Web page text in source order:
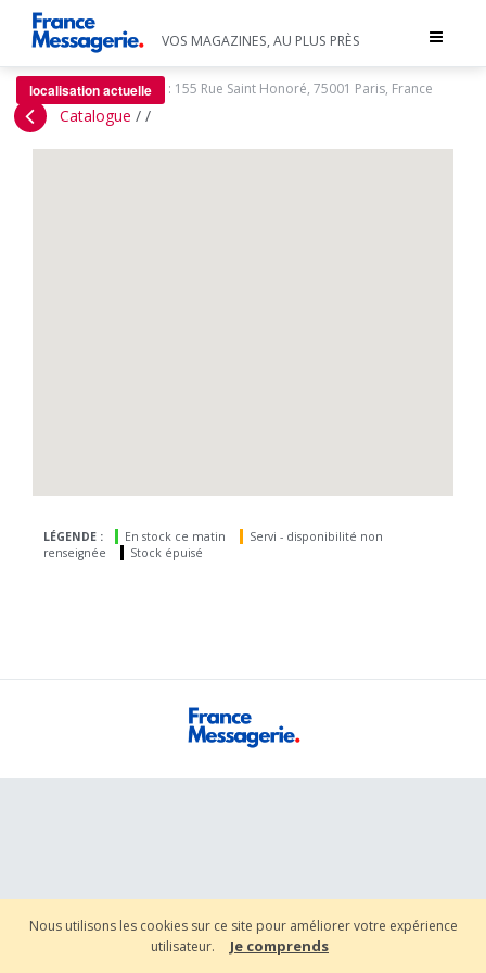
Nous utilisons les cookies sur ce site pour améliorer votre expérience
utilisateur.
Je comprends
Toggle
VOS MAGAZINES, AU PLUS PRÈS
localisation actuelle : 155 Rue Saint Honoré, 75001 Paris, France
Catalogue / /
LÉGENDE : En stock ce matin
Servi - disponibilité non
renseignée
Stock épuisé